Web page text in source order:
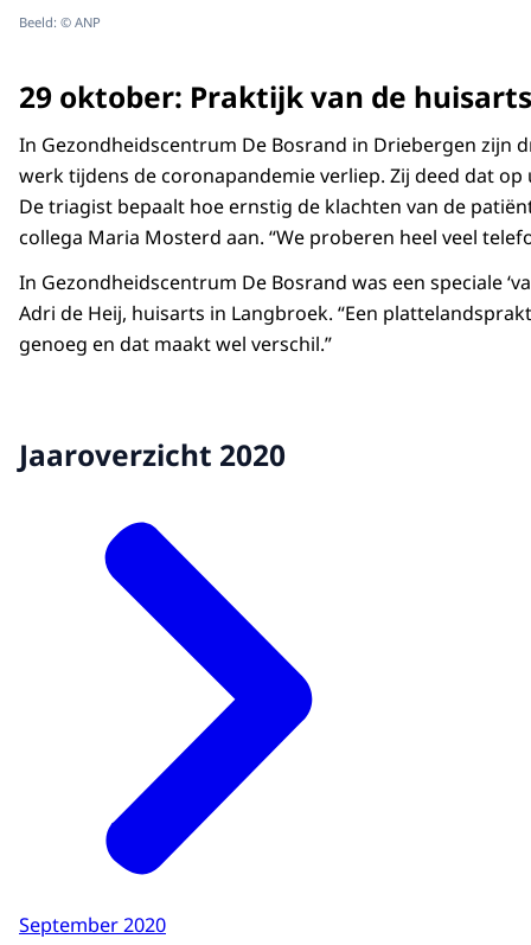
Beeld: © ANP
29 oktober: Praktijk van de huisarts
In Gezondheidscentrum De Bosrand in Driebergen
werk tijdens de coronapandemie verliep. Zij deed dat
De triagist bepaalt hoe ernstig de klachten van de
collega Maria Mosterd aan. “We proberen heel veel
In Gezondheidscentrum De Bosrand was een speciale
Adri de Heij, huisarts in Langbroek. “Een
genoeg en dat maakt wel verschil.”
Jaaroverzicht 2020
September 2020